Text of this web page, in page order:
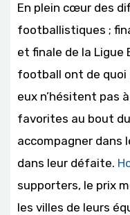
En plein cœur des
footballistiques ;
et finale de la Ligue
football ont de quoi
eux n’hésitent pas
favorites au bout
accompagner dans
dans leur défaite.
supporters, le prix
les villes de leurs